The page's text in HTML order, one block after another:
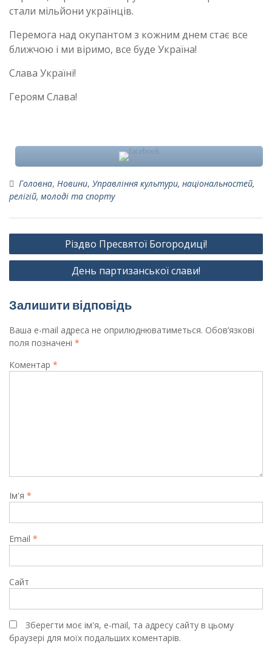
стали мільйони українців.
Перемога над окупантом з кожним днем стає все
ближчою і ми віримо, все буде Україна!
Слава Україні!
Героям Слава!
Головна, Новини, Управління культури, національностей,
релігій, молоді та спорту
Навігація
записів
Різдво Пресвятої Богородиці!
День партизанської слави!
Залишити відповідь
Ваша e-mail адреса не оприлюднюватиметься. Обов’язкові
поля позначені *
Коментар *
Ім'я *
Email *
Сайт
Зберегти моє ім'я, e-mail, та адресу сайту в цьому
браузері для моїх подальших коментарів.